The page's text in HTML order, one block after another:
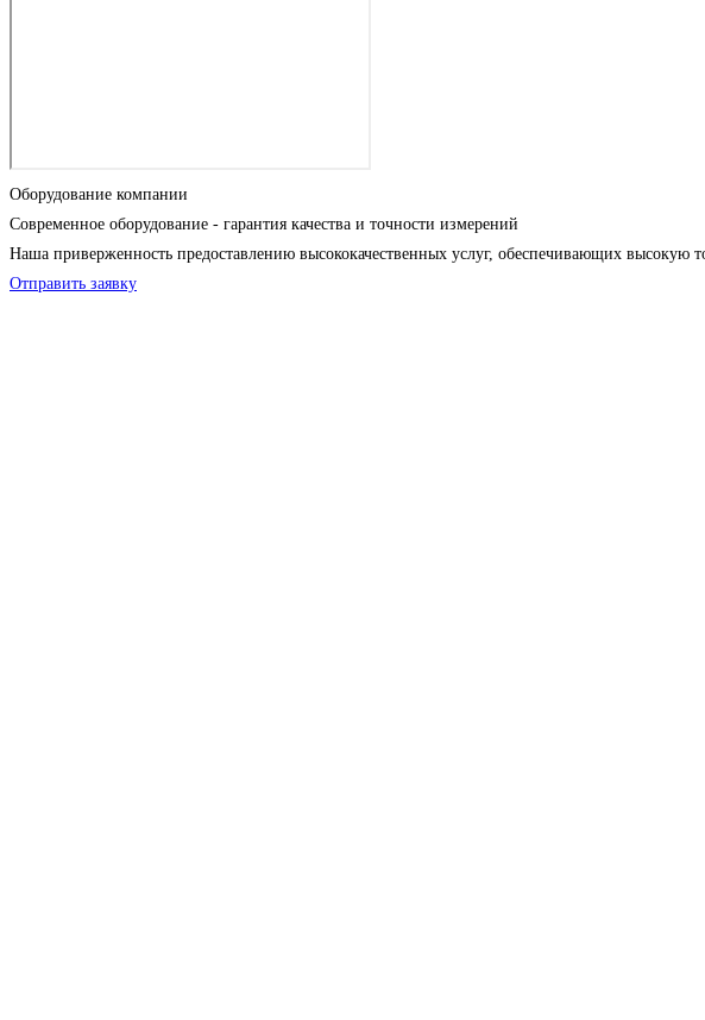
Оборудование компании
Современное оборудование - гарантия качества и точности измерений
Наша приверженность предоставлению высококачественных услуг, обеспечивающих высокую
Отправить заявку